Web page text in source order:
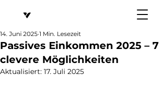
Passives Einkommen 2025 – 7
clevere Möglichkeiten
14. Juni 2025 1 Min. Lesezeit
Aktualisiert: 17. Juli 2025